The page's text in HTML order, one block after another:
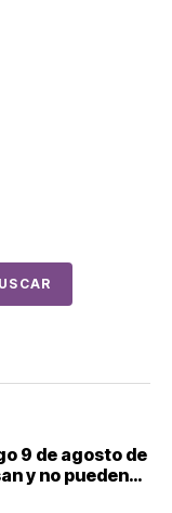
9 de agosto de
y no pueden
México; estos